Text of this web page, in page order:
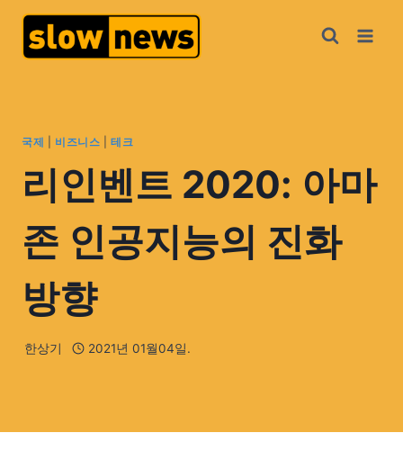
국제 비즈니스 |테크
리인벤트 2020: 아마
존 인공지능의 진화
방향
한상기 2021년 01월04일.